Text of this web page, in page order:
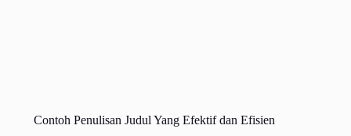
Contoh Penulisan Judul Yang Efektif dan Efisien